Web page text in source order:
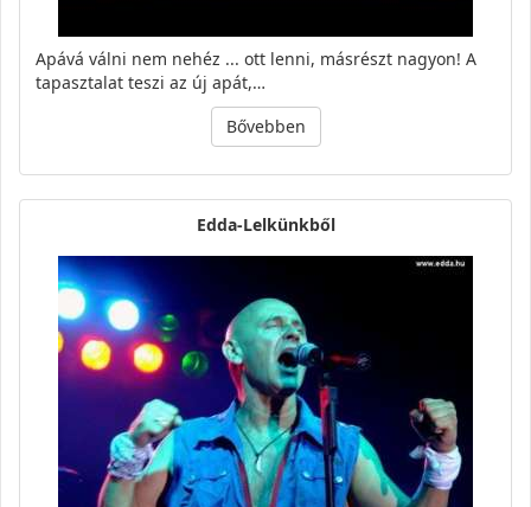
Apává válni nem nehéz ... ott lenni, másrészt nagyon! A
tapasztalat teszi az új apát,…
Bővebben
Edda-Lelkünkből